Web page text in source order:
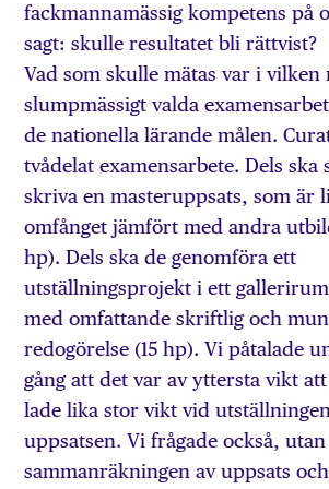
fackmannamässig kompetens på
sagt: skulle resultatet bli rättvist?
Vad som skulle mätas var i vilken
slumpmässigt valda
de nationella lärande­ målen.
tvådelat examensarbete. Dels ska
skriva en masteruppsats, som är
omfånget jämfört med an­dra
hp). Dels ska de genomföra ett
utställningsprojekt i ett
med omfattande skriftlig och
redogörelse (15 hp). Vi påtalade
gång att det var av yttersta vikt
lade lika stor vikt vid
uppsatsen. Vi frågade också,
sammanräkningen av uppsats